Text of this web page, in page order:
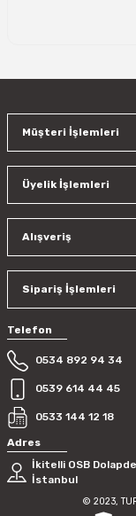
Müşteri İşlemleri
Üyelik İşlemleri
Alışveriş
Sipariş İşlemleri
Telefon
0534 892 94 34
0539 614 44 45
0533 144 12 18
Adres
İkitelli OSB
İstanbul
© 2023,